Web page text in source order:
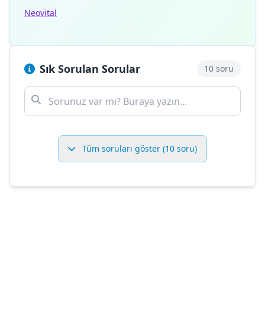
Neovital
Sık Sorulan Sorular 10 soru
Tüm soruları göster (10 soru)